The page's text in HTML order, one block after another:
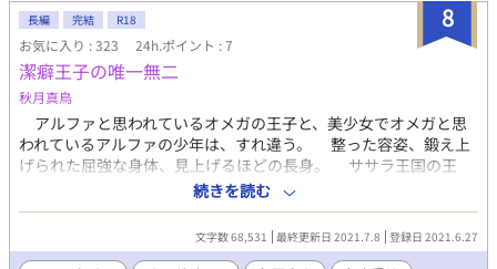
三皇子！ 皇族の屋敷に不法侵入した罪で殺される⁉ と思ってい
たフェイだが、なぜかアーベントに人手が足りないから屋敷で働
くよう強制されて……？ 俺様で上から目線、とても皇子とは思え
ない素行の悪さに飽き飽きしながらも使用人としてアーベントに
関わるフェイ。 けれども、アーベントと関わっていく中で、彼が
嫌われている理由や、変わっていくアーベントの態度にだんだん
と惹かれていく。 そしてフェイは恋心を自覚するが、これは明ら
かに身分違いの恋で―― ※俺様皇子攻め×不憫な受けのお話で
す‼ ※◆印の所はR18描写が入っています ※毎日0：00に更新で
す!! ※第１部完結いたしました。第２部開始まで休載いただきま
8
長編 完結 R18
お気に入り : 323 24h.ポイント : 7
潔癖王子の唯一無二
秋月真鳥
アルファと思われているオメガの王子と、美少女でオメガと思
われているアルファの少年は、すれ違う。 整った容姿、鍛え上
げられた屈強な身体、見上げるほどの長身。 ササラ王国の王
子、アレクサンテリは、アルファと間違われるオメガだった。
潔癖症で、「キスは唾液が耐えられない」「他人の体内に体の一
部を突っ込むのは気持ち悪い」「中で放たれたら発狂する」と、
あまりにも恋愛に向かないアレクサンテリ王子の結婚相手探しは
続きを読む
文字数 68,531 最終更新日 2021.7.8 登録日 2021.6.27